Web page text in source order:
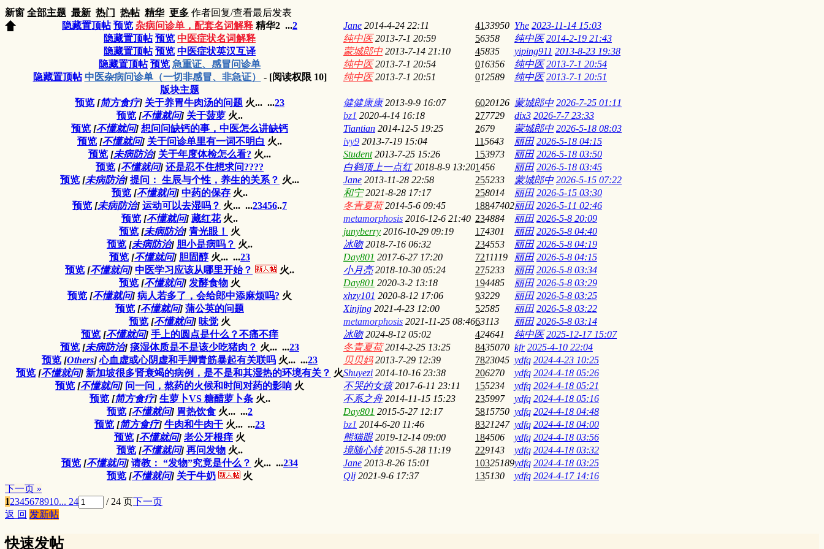
新窗 全部主题 最新 热门 热帖 精华 更多 作者回复/查看最后发表
隐藏置顶帖 预览 杂病问诊单，配套名词解释 精华2 ...2 Jane 2014-4-24 22:11 4133950 Yhe 2023-11-14 15:03
隐藏置顶帖 预览 中医症状名词解释 纯中医 2013-7-1 20:59 56358 纯中医 2014-2-19 21:43
隐藏置顶帖 预览 中医症状英汉互译 蒙城郎中 2013-7-14 21:10 45835 yiping911 2013-8-23 19:38
隐藏置顶帖 预览 急重证、感冒问诊单 纯中医 2013-7-1 20:54 016356 纯中医 2013-7-1 20:54
隐藏置顶帖 中医杂病问诊单（一切非感冒、非急证） - [阅读权限 10] 纯中医 2013-7-1 20:51 012589 纯中医 2013-7-1 20:51
版块主题
预览 [简方食疗] 关于养胃牛肉汤的问题 火... ...23 健健康康 2013-9-9 16:07 6020126 蒙城郎中 2026-7-25 01:11
预览 [不懂就问] 关于菠萝 火.. bz1 2020-4-14 16:18 277729 dix3 2026-7-7 23:33
预览 [不懂就问] 想问问缺钙的事，中医怎么讲缺钙 Tiantian 2014-12-5 19:25 2679 蒙城郎中 2026-5-18 08:03
预览 [不懂就问] 关于问诊单里有一词不明白 火.. ivy9 2013-7-19 15:04 115643 丽田 2026-5-18 04:15
预览 [未病防治] 关于年度体检怎么看? 火... Student 2013-7-25 15:26 153973 丽田 2026-5-18 03:50
预览 [不懂就问] 还是忍不住想求问???? 白鹤顶上一点红 2018-8-9 13:201456 丽田 2026-5-18 03:45
预览 [未病防治] 提问： 生辰与个性，养生的关系？ 火... Jane 2013-11-28 22:58 255233 蒙城郎中 2026-5-15 07:22
预览 [不懂就问] 中药的保存 火.. 和宁 2021-8-28 17:17 258014 丽田 2026-5-15 03:30
预览 [未病防治] 运动可以去湿吗？ 火... ...23456..7 冬青夏荷 2014-5-6 09:45 18847402丽田 2026-5-11 02:46
预览 [不懂就问] 藏红花 火.. metamorphosis 2016-12-6 21:40 234884 丽田 2026-5-8 20:09
预览 [未病防治] 青光眼！ 火 junyberry 2016-10-29 09:19 174301 丽田 2026-5-8 04:40
预览 [未病防治] 胆小是病吗？ 火.. 冰吻 2018-7-16 06:32 234553 丽田 2026-5-8 04:19
预览 [不懂就问] 胆固醇 火... ...23 Day801 2017-6-27 17:20 7211119 丽田 2026-5-8 04:15
预览 [不懂就问] 中医学习应该从哪里开始？ 火.. 小月亮 2018-10-30 05:24 275233 丽田 2026-5-8 03:34
预览 [不懂就问] 发酵食物 火 Day801 2020-3-2 13:18 194485 丽田 2026-5-8 03:29
预览 [不懂就问] 病人若多了，会给郎中添麻烦吗? 火 xhzy101 2020-8-12 17:06 93229 丽田 2026-5-8 03:25
预览 [不懂就问] 蒲公英的问题 Xinjing 2021-4-23 12:00 52585 丽田 2026-5-8 03:22
预览 [不懂就问] 味觉 火 metamorphosis 2021-11-25 08:4663113 丽田 2026-5-8 03:14
预览 [不懂就问] 手上的圆点是什么？不痛不痒 冰吻 2024-8-12 05:02 424641 纯中医 2025-12-17 15:07
预览 [未病防治] 痰湿体质是不是该少吃猪肉？ 火... ...23 冬青夏荷 2014-2-25 13:25 8435070 kfr 2025-4-10 22:04
预览 [Others] 心血虚或心阴虚和手脚青筋暴起有关联吗 火... ...23 贝贝妈 2013-7-29 12:39 7823045 ydfq 2024-4-23 10:25
预览 [不懂就问] 新加坡很多肾衰竭的病例，是不是和其湿热的环境有关？ 火Shuyezi 2014-10-16 23:38 206270 ydfq 2024-4-18 05:26
预览 [不懂就问] 问一问，熬药的火候和时间对药的影响 火 不哭的女孩 2017-6-11 23:11 155234 ydfq 2024-4-18 05:21
预览 [简方食疗] 生萝卜VS 糖醋萝卜条 火.. 不系之舟 2014-11-15 15:23 235997 ydfq 2024-4-18 05:16
预览 [不懂就问] 胃热饮食 火... ...2 Day801 2015-5-27 12:17 5815750 ydfq 2024-4-18 04:48
预览 [简方食疗] 牛肉和牛肉干 火... ...23 bz1 2014-6-20 11:46 8321247 ydfq 2024-4-18 04:00
预览 [不懂就问] 老公牙根痒 火 熊猫眼 2019-12-14 09:00 184506 ydfq 2024-4-18 03:56
预览 [不懂就问] 再问发物 火.. 境随心转 2015-5-28 11:19 229143 ydfq 2024-4-18 03:32
预览 [不懂就问] 请教： “发物”究竟是什么？ 火... ...234 Jane 2013-8-26 15:01 10325189ydfq 2024-4-18 03:25
预览 [不懂就问] 关于牛奶 火 Qlj 2021-9-6 17:37 135130 ydfq 2024-4-17 14:16
下一页 »
12345678910... 24 / 24 页下一页
返 回 发新帖
快速发帖